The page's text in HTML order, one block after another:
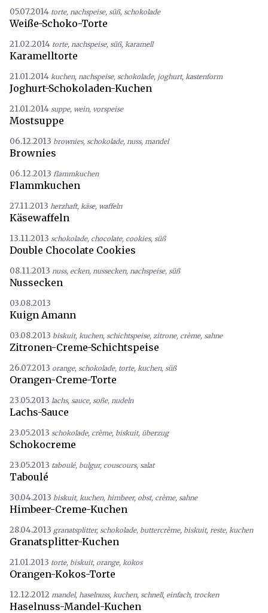
05.07.2014 torte, nachspeise, süß, schokolade
Weiße-Schoko-Torte
21.02.2014 torte, nachspeise, süß, karamell
Karamelltorte
21.01.2014 kuchen, nachspeise, schokolade, joghurt, kastenform
Joghurt-Schokoladen-Kuchen
21.01.2014 suppe, wein, vorspeise
Mostsuppe
06.12.2013 brownies, schokolade, nuss, mandel
Brownies
06.12.2013 flammkuchen
Flammkuchen
27.11.2013 herzhaft, käse, waffeln
Käsewaffeln
13.11.2013 schokolade, chocolate, cookies, süß
Double Chocolate Cookies
08.11.2013 nuss, ecken, nussecken, nachspeise, süß
Nussecken
03.08.2013
Kuign Amann
03.08.2013 biskuit, kuchen, schichtspeise, zitrone, crème, sahne
Zitronen-Creme-Schichtspeise
26.07.2013 orange, schokolade, torte, kuchen, süß
Orangen-Creme-Torte
23.05.2013 lachs, sauce, soße, nudeln
Lachs-Sauce
23.05.2013 schokolade, crème, biskuit, überzug
Schokocreme
23.05.2013 taboulé, bulgur, couscours, salat
Taboulé
30.04.2013 biskuit, kuchen, himbeer, obst, crème, sahne
Himbeer-Creme-Kuchen
28.04.2013 granatsplitter, schokolade, buttercrème, biskuit, reste, kuchen
Granatsplitter-Kuchen
21.01.2013 torte, biskuit, orange, kokos
Orangen-Kokos-Torte
12.12.2012 mandel, haselnuss, kuchen, schnell, einfach, trocken
Haselnuss-Mandel-Kuchen